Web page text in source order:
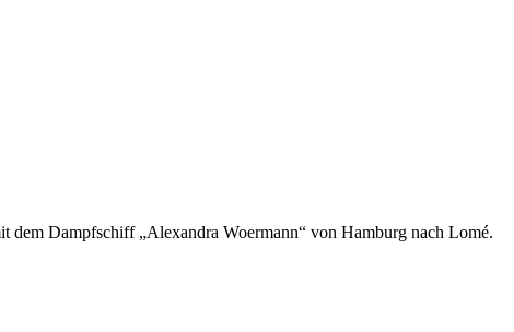
dem Dampfschiff „Alexandra Woermann“ von Hamburg nach Lomé.